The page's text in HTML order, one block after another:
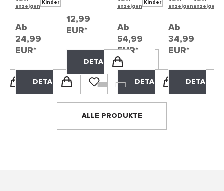
anzeigen
Kinder
Ab
24,99
EUR*
DETAILS
12,99
EUR*
DETAILS
anzeigen
Kinder
Ab
54,99
EUR*
DETAILS
anzeigen anzeigen
Ab
34,99
EUR*
DETAILS
ALLE PRODUKTE